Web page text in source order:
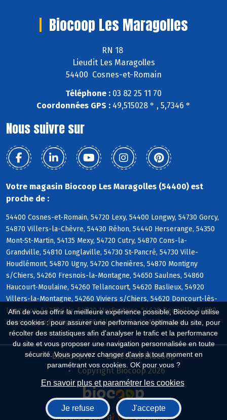
Afin de vous offrir la meilleure expérience possible, Biocoop utilise
des cookies : pour assurer une performance optimale du site, pour
récolter des statistiques afin d'analyser le trafic et la performance
du site et vous proposer une navigation personnalisée en toute
sécurité. Vous pouvez changer d'avis à tout moment en
paramétrant vos cookies. OK pour vous ?
En savoir plus et paramétrer les cookies
Je refuse J'accepte
Biocoop Les Maragolles
RN 18
Lieudit Les Maragolles
54400 Cosnes-et-Romain
Téléphone : 03 82 25 11 70
Coordonnées GPS : 49,515028 ° , 5,7346 °
Nous suivre sur
Votre magasin Biocoop Les Maragolles (54400) est
proche de :
54400 Cosnes-et-Romain, 54720 Lexy, 54400 Longwy, 54730 Gorcy,
54870 Villers-la-Chèvre, 54430 Réhon, 54440 Herserange, 54350
Mont-St-Martin, 54135 Mexy, 54720 Cutry, 54870 Cons-la-
Grandville, 54810 Longlaville, 54730 St-Pancré, 54730 Ville-
Houdlémont, 54870 Ugny, 54720 Chenières, 54870 Montigny
s/Chiers, 54260 Fresnois-la-Montagne, 54650 Saulnes, 54860
Haucourt-Moulaine, 54260 Tellancourt, 54620 Baslieux, 54920
Villers-la-Montagne, 54260 Viviers s/Chiers, 54620 Doncourt-lès-
Longuyon, 54720 Laix, 54920 Morfontaine, 54620 Beuveille, 54590
Hussigny-Godbrange, 54260 Allondrelle-la-Malmaison
Biocoop.fr
Le réseau Biocoop
Copyright Biocoop 2026
Réalisé par